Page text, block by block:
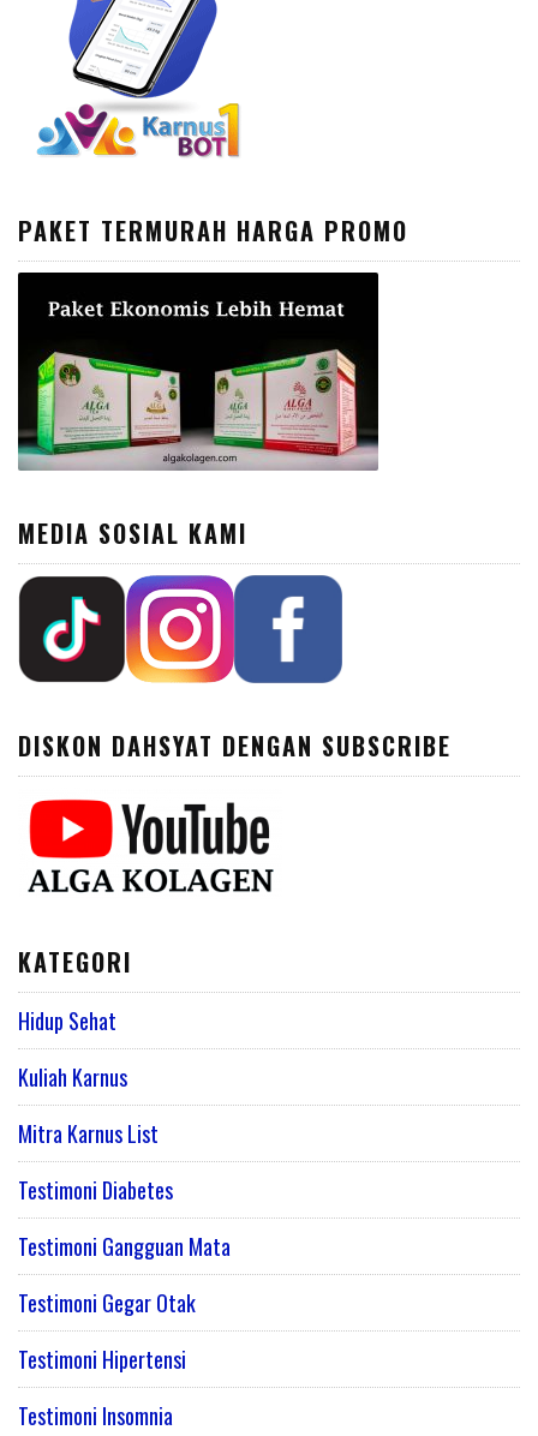
PAKET TERMURAH HARGA PROMO
MEDIA SOSIAL KAMI
DISKON DAHSYAT DENGAN SUBSCRIBE
KATEGORI
Hidup Sehat
Kuliah Karnus
Mitra Karnus List
Testimoni Diabetes
Testimoni Gangguan Mata
Testimoni Gegar Otak
Testimoni Hipertensi
Testimoni Insomnia